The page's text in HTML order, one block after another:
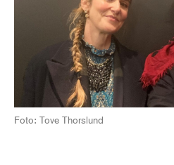
Foto: Tove Thorslund